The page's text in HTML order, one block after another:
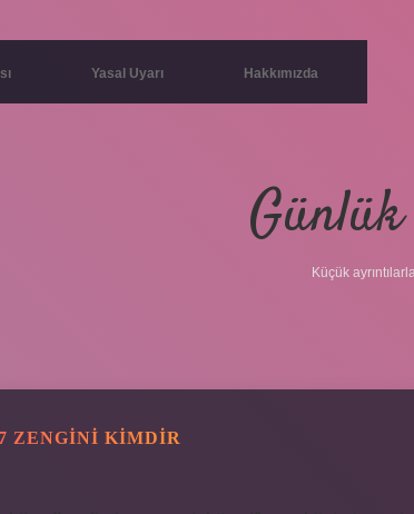
Yasal Uyarı Hakkımızda
Küçük
ZENGINI KIMDIR